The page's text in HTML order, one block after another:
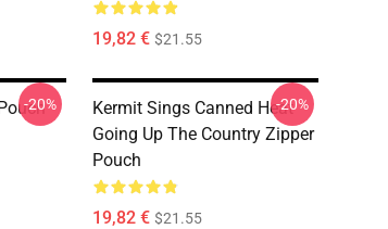
19,82 € $21.55
-20%
Kermit Sings Canned Heat
Going Up The Country Zipper
Pouch
19,82 € $21.55
-20%